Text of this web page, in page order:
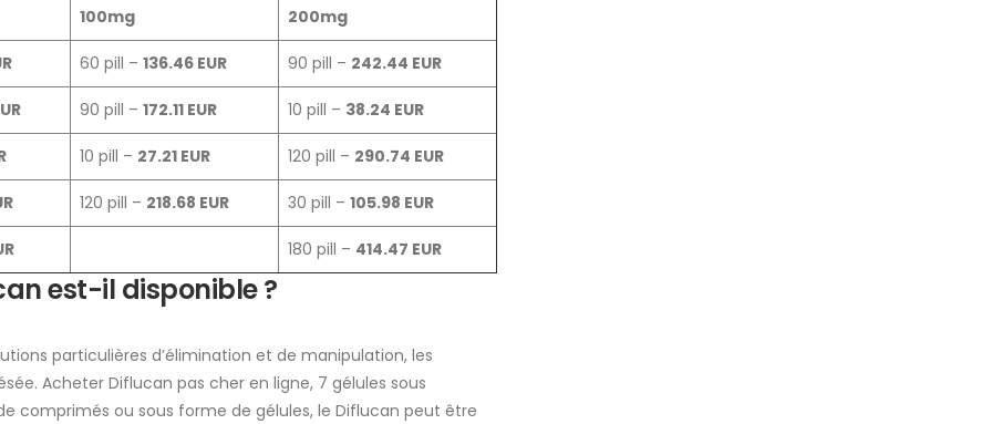
100mg 200mg
60 pill – 136.46 EUR 90 pill – 242.44 EUR
90 pill – 172.11 EUR 10 pill – 38.24 EUR
10 pill – 27.21 EUR 120 pill – 290.74 EUR
120 pill – 218.68 EUR 30 pill – 105.98 EUR
180 pill – 414.47 EUR
est-il disponible ?
particulières d’élimination et de manipulation, les
Acheter Diflucan pas cher en ligne, 7 gélules sous
comprimés ou sous forme de gélules, le Diflucan peut être